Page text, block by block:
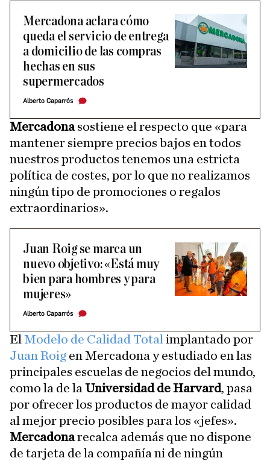
Mercadona aclara cómo
queda el servicio de entrega
a domicilio de las compras
hechas en sus
supermercados
Alberto Caparrós
Mercadonasostiene el respecto que «para
mantener siempre precios bajos en todos
nuestros productos tenemos una estricta
política de costes, por lo que no realizamos
ningún tipo de promociones o regalos
extraordinarios».
Juan Roig se marca un
nuevo objetivo: «Está muy
bien para hombres y para
mujeres»
Alberto Caparrós
El Modelo de Calidad Total implantado por
Juan Roig en Mercadona y estudiado en las
principales escuelas de negocios del mundo,
como la de la Universidad de Harvard, pasa
por ofrecer los productos de mayor calidad
al mejor precio posibles para los «jefes».
Mercadonarecalca además que no dispone
de tarjeta de la compañía ni de ningún